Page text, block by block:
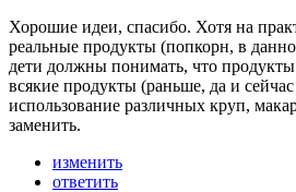
Хорошие идеи, спасибо. Хотя на
реальные продукты (попкорн, в
дети должны понимать, что
всякие продукты (раньше, да и
использование различных круп,
заменить.
изменить
ответить